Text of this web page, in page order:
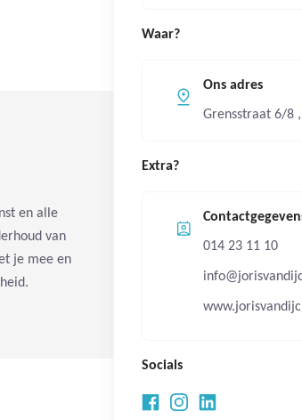
Waar?
Ons adres
Grensstraat 6/8
Extra?
014 23 11 10
Socials
en alle
van
je mee en